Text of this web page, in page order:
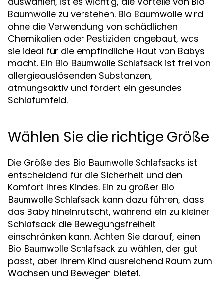
Baumwolle zu verstehen. Bio Baumwolle wird
ohne die Verwendung von schädlichen
Chemikalien oder Pestiziden angebaut, was
sie ideal für die empfindliche Haut von Babys
macht. Ein Bio Baumwolle Schlafsack ist frei von
allergieauslösenden Substanzen,
atmungsaktiv und fördert ein gesundes
Schlafumfeld.
Wählen Sie die richtige Größe
Die Größe des Bio Baumwolle Schlafsacks ist
entscheidend für die Sicherheit und den
Komfort Ihres Kindes. Ein zu großer Bio
Baumwolle Schlafsack kann dazu führen, dass
das Baby hineinrutscht, während ein zu kleiner
Schlafsack die Bewegungsfreiheit
einschränken kann. Achten Sie darauf, einen
Bio Baumwolle Schlafsack zu wählen, der gut
passt, aber Ihrem Kind ausreichend Raum zum
Wachsen und Bewegen bietet.